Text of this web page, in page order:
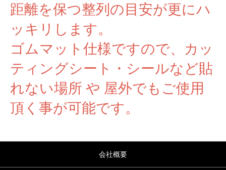
距離を保つ整列の目安が更にハ
ッキリします。
ゴムマット仕様ですので、カッ
ティングシート・シールなど貼
れない場所 や 屋外でもご使用
頂く事が可能です。
会社概要